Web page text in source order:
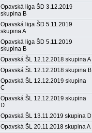
Opavská liga ŠD 3.12.2019
skupina B
Opavská liga ŠD 5.11.2019
skupina A
Opavská liga ŠD 5.11.2019
skupina B
Opavská ŠL 12.12.2018 skupina A
Opavská ŠL 12.12.2018 skupina B
Opavská ŠL 12.12.2019 skupina
C
Opavská ŠL 12.12.2019 skupina
D
Opavská ŠL 13.11.2019 skupina D
Opavská ŠL 20.11.2018 skupina A